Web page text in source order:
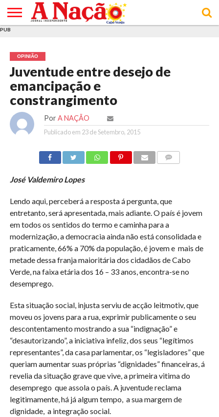
E DE
COOKIES
DE
UTILIZAÇÃO
PUB
OPINIÃO
Juventude entre desejo de
emancipação e
constrangimento
Por A NAÇÃO
Publicado em 23 de Setembro, 2015
José Valdemiro Lopes
Lendo aqui, perceberá a resposta á pergunta, que
entretanto, será apresentada, mais adiante. O país é jovem
em todos os sentidos do termo e caminha para a
modernização, a democracia ainda não está consolidada e
praticamente, 66% a 70% da população, é jovem e mais de
metade dessa franja maioritária dos cidadãos de Cabo
Verde, na faixa etária dos 16 – 33 anos, encontra-se no
desemprego.
Esta situação social, injusta serviu de acção leitmotiv, que
moveu os jovens para a rua, exprimir publicamente o seu
descontentamento mostrando a sua “indignação” e
“desautorizando”, a iniciativa infeliz, dos seus “legítimos
representantes”, da casa parlamentar, os “legisladores” que
queriam aumentar suas próprias “dignidades” financeiras, á
revelia da situação grave que vive, a primeira vitima do
desemprego que assola o país. A juventude reclama
legitimamente, há já algum tempo, a sua margem de
dignidade, a integração social.